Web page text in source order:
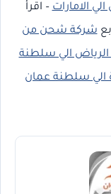
الامارات– اقرأ
شركة شحن من
الي سلطنة
سلطنة عمان